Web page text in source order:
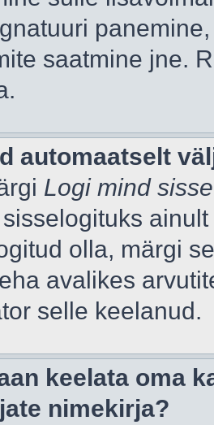
saatmine jne.
automaatselt
Logi mind
olla, märgi
avalikes
selle keelanud.
keelata oma
nimekirja?